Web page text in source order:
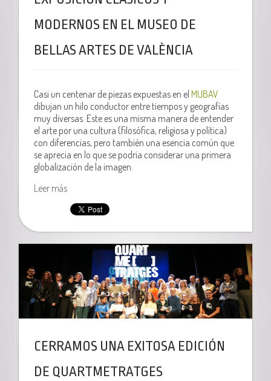
MODERNOS EN EL MUSEO DE
BELLAS ARTES DE VALÈNCIA
Casi un centenar de piezas expuestas en elMUBAV
dibujan un hilo conductor entre tiempos y geografías
muy diversas. Este es una misma manera de entender
el arte por una cultura (filosófica, religiosa y política)
con diferencias, pero también una esencia común que
se aprecia en lo que se podría considerar una primera
globalización de la imagen.
Leer más
CERRAMOS UNA EXITOSA EDICIÓN
DE QUARTMETRATGES